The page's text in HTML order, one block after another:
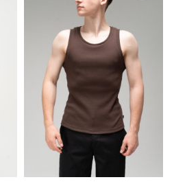
для плавання
чоловічий
повсякденний